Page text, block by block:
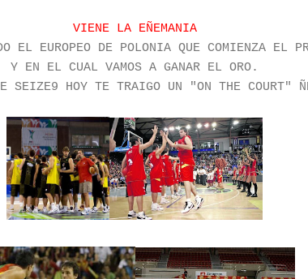
VIENE LA EÑEMANIA
EL EUROPEO DE POLONIA QUE COMIENZA EL
Y EN EL CUAL VAMOS A GANAR EL ORO.
SEIZE9 HOY TE TRAIGO UN "ON THE COURT"